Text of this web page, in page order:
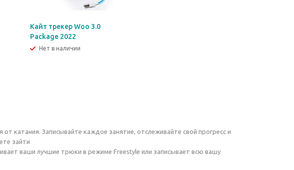
Кайт трекер Woo 3.0
Package 2022
Нет в наличии
катания. Записывайте каждое занятие, отслеживайте свой прогресс и
зайти
ваши лучшие трюки в режиме Freestyle или записывает всю вашу